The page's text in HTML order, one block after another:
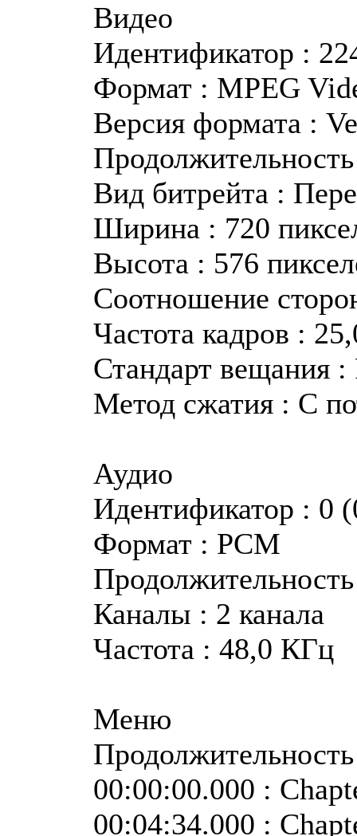
Видео
Идентификатор :
Формат : MPEG
Версия формата :
Вид битрейта :
Ширина : 720
Высота : 576
Соотношение
Частота кадров :
Стандарт вещания :
Метод сжатия : С
Аудио
Идентификатор : 0
Формат : PCM
Каналы : 2 канала
Частота : 48,0 КГц
Меню
00:00:00.000 :
00:04:34.000 :